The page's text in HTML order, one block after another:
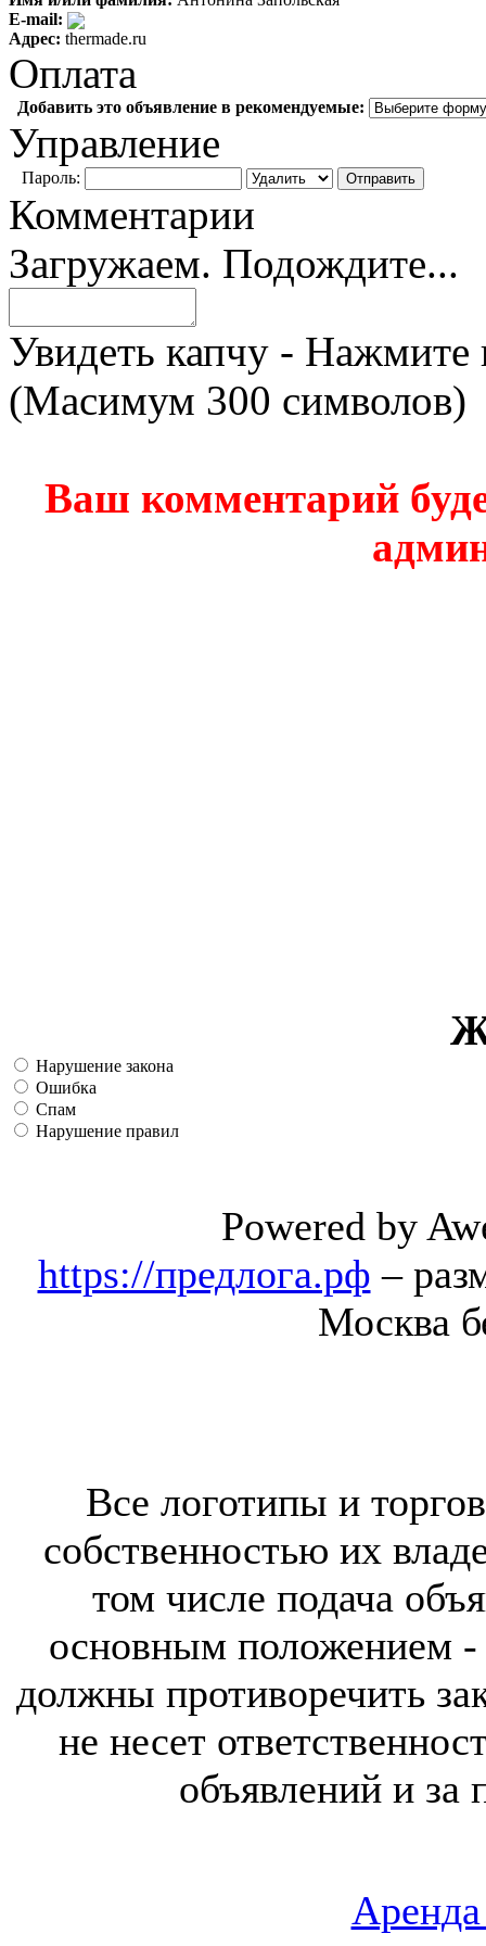
E-mail:
Адрес: thermade.ru
Оплата
Добавить это объявление в рекомендуемые:
Управление
Пароль:
Комментарии
Загружаем. Подождите...
Увидеть капчу - Нажмите
(Масимум 300 символов)
Ваш комментарий
Нарушение закона
Ошибка
Спам
Нарушение правил
Powered by
https://предлога.рф –
Москва
Все логотипы и
собственностью их
том числе подача
основным положением -
должны противоречить
не несет
объявлений и за